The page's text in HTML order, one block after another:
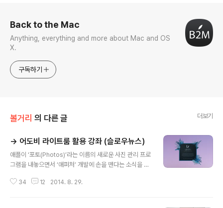
Back to the Mac
Anything, everything and more about Mac and OS
X.
구독하기
볼거리 의 다른 글 더보기
→ 어도비 라이트룸 활용 강좌 (슬로우뉴스)
애플이 ‘포토(Photos)’라는 이름의 새로운 사진 관리 프로
그램을 내놓으면서 ‘애퍼처’ 개발에 손을 뗀다는 소식을 전
고 관리해 온 분들에게는 청천벽력 같은 소식이었죠. 조금
34 12 2014. 8. 29.